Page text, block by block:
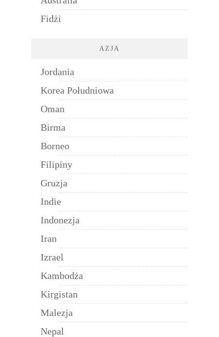
Fidżi
AZJA
Jordania
Korea Południowa
Oman
Birma
Borneo
Filipiny
Gruzja
Indie
Indonezja
Iran
Izrael
Kambodża
Kirgistan
Malezja
Nepal